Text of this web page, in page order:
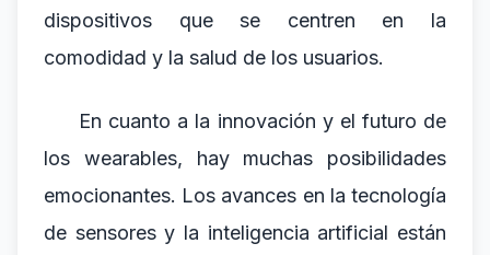
dispositivos que se centren en la
comodidad y la salud de los usuarios.
En cuanto a la innovación y el futuro de
los wearables, hay muchas posibilidades
emocionantes. Los avances en la tecnología
de sensores y la inteligencia artificial están